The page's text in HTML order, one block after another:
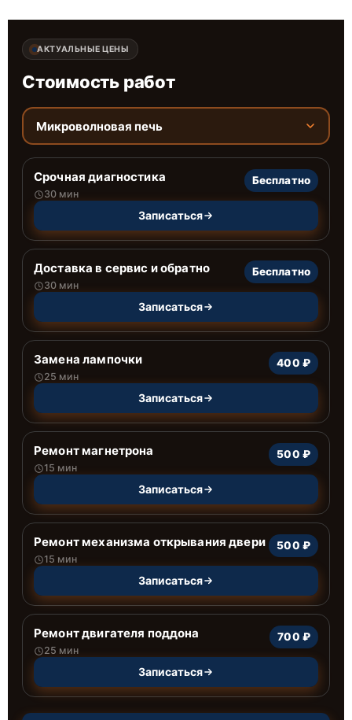
АКТУАЛЬНЫЕ ЦЕНЫ
Стоимость работ
Микроволновая печь
Срочная диагностика
30 мин
Бесплатно
Записаться
Доставка в сервис и обратно
30 мин
Бесплатно
Записаться
Замена лампочки
25 мин
400 ₽
Записаться
Ремонт магнетрона
15 мин
500 ₽
Записаться
Ремонт механизма открывания двери
15 мин
500 ₽
Записаться
Ремонт двигателя поддона
25 мин
700 ₽
Записаться